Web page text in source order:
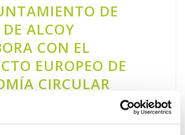
DE
ALCOY
CON EL
EUROPEO DE
CIRCULAR
A TRAVÉS DE
Y FACSA